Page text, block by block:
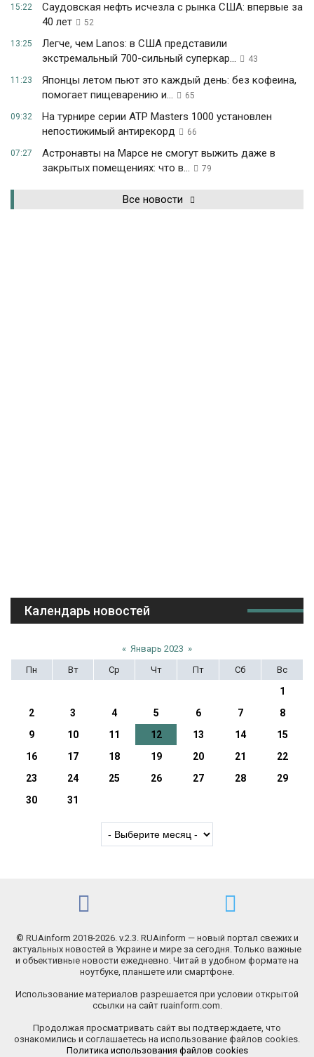
15:22
Саудовская нефть исчезла с рынка США: впервые за
40 лет
52
13:25
Легче, чем Lanos: в США представили
экстремальный 700-сильный суперкар...
43
11:23
Японцы летом пьют это каждый день: без кофеина,
помогает пищеварению и...
65
09:32
На турнире серии ATP Masters 1000 установлен
непостижимый антирекорд
66
07:27
Астронавты на Марсе не смогут выжить даже в
закрытых помещениях: что в...
79
Все новости
Календарь новостей
« Январь 2023 »
Пн
Вт Ср Чт Пт Сб Вс
1
2
3 4 5 6 7
8
9
10 11 12 13 14
15
16
17 18 19 20 21
22
23
24 25 26 27 28
29
30
31
© RUAinform 2018-2026. v.2.3. RUAinform — новый портал свежих и
актуальных новостей в Украине и мире за сегодня. Только важные
и объективные новости ежедневно. Читай в удобном формате на
ноутбуке, планшете или смартфоне.
Использование материалов разрешается при условии открытой
ссылки на сайт ruainform.com.
Продолжая просматривать сайт вы подтверждаете, что
ознакомились и соглашаетесь на использование файлов cookies.
Политика использования файлов cookies